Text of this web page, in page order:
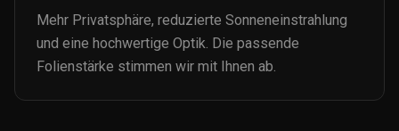
Mehr Privatsphäre, reduzierte Sonneneinstrahlung
und eine hochwertige Optik. Die passende
Folienstärke stimmen wir mit Ihnen ab.